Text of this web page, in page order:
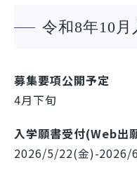
令和8年10
募集要項公開予定
4月下旬
入学願書受付(Web出
2026/5/22(金)-2026/